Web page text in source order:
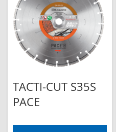
TACTI-CUT S35S
PACE